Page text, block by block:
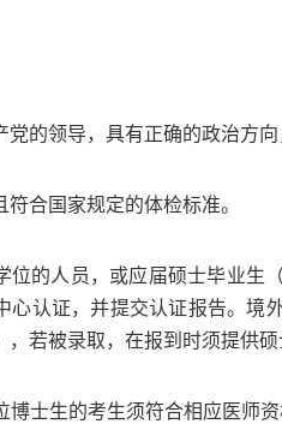
党的领导，具有正确的政治方
符合国家规定的体检标准。
位的人员，或应届硕士毕业生
心认证，并提交认证报告。境
，若被录取，在报到时须提供
博士生的考生须符合相应医师